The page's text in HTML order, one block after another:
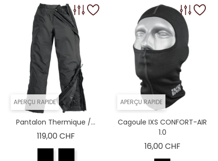
APERÇU RAPIDE
Pantalon Thermique /...
119,00 CHFPrix
APERÇU RAPIDE
Cagoule IXS CONFORT-AIR
1.0
16,00 CHFPrix